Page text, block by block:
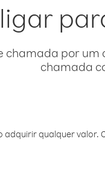
por um
chamada
qualquer